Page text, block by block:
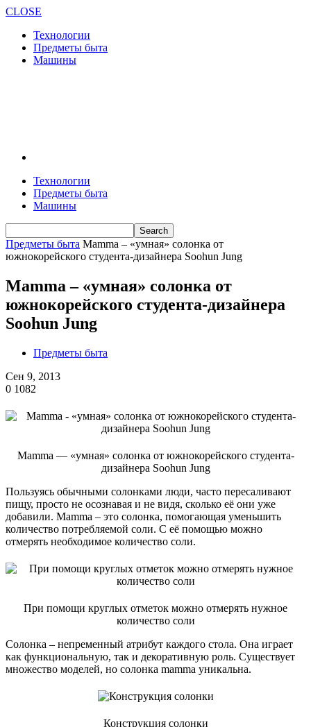
CLOSE
Технологии
Предметы быта
Машины
Технологии
Предметы быта
Машины
Предметы быта Mamma ‒ «умная» солонка от
южнокорейского студента-дизайнера Soohun Jung
Mamma ‒ «умная» солонка от
южнокорейского студента-дизайнера
Soohun Jung
Предметы быта
Сен 9, 2013
0 1082
Mamma — «умная» солонка от южнокорейского студента-
дизайнера Soohun Jung
Пользуясь обычными солонками люди, часто пересаливают
пищу, просто не осознавая и не видя, сколько её они уже
добавили. Mamma ‒ это солонка, помогающая уменьшить
количество потребляемой соли. С её помощью можно
отмерять необходимое количество соли.
При помощи круглых отметок можно отмерять нужное
количество соли
Солонка ‒ непременный атрибут каждого стола. Она играет
как функциональную, так и декоративную роль. Существует
множество моделей, но солонка mamma уникальна.
Конструкция солонки